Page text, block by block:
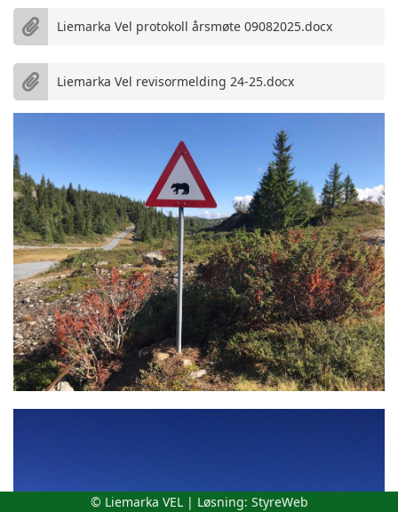
Liemarka Vel protokoll årsmøte 09082025.docx
Liemarka Vel revisormelding 24-25.docx
© Liemarka VEL | Løsning: StyreWeb